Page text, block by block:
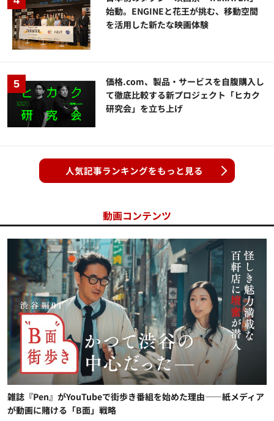
始動。ENGINEと花王が挑む、移動空間
を活用した新たな映画体験
価格.com、製品・サービスを自腹購入し
て徹底比較する新プロジェクト「ヒカク
研究会」を立ち上げ
人気記事ランキングをもっと見る
動画コンテンツ
雑誌『Pen』がYouTubeで街歩き番組を始めた理由——紙メディア
が動画に賭ける「B面」戦略